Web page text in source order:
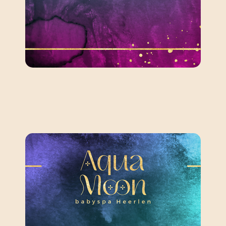
meer bij 'magnesiumkristallen'.
Reserveren